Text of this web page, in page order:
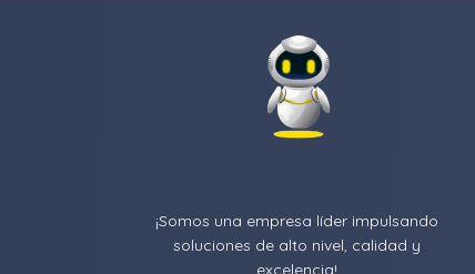
¡Somos una empresa líder impulsando
soluciones de alto nivel, calidad y
excelencia!